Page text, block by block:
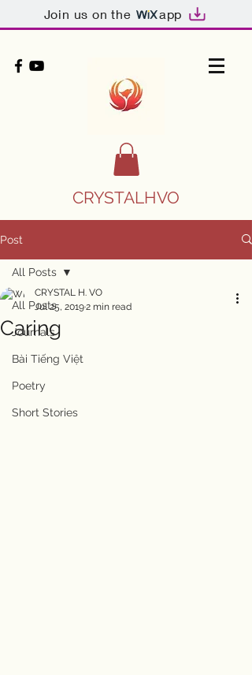
Join us on the app
CRYSTALHVO
Post
All Posts
Journals
Bài Tiếng Việt
Poetry
Short Stories
All Posts
Caring
CRYSTAL H. VO
Jul 25, 20192 min read